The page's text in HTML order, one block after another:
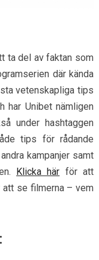
ta del av faktan som
där kända
vetenskapliga tips
har Unibet nämligen
under hashtaggen
tips för rådande
kampanjer samt
Klicka här för att
att se filmerna – vem